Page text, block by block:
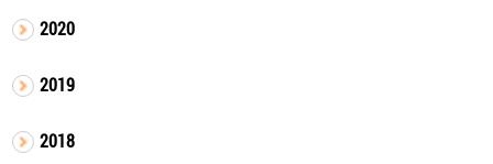
2020
2019
2018